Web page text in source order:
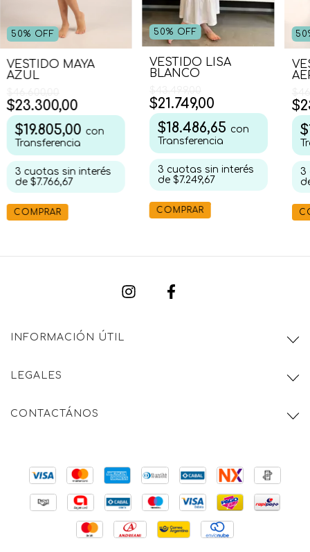
50% OFF
VESTIDO MAYA
AZUL
$23.300,00
$19.805,00 con
Transferencia
3 cuotas sin interés
de $7.766,67
COMPRAR
50% OFF
VESTIDO LISA
BLANCO
$21.749,00
$18.486,65 con
Transferencia
3 cuotas sin interés
de $7.249,67
COMPRAR
50
3
INFORMACIÓN ÚTIL
LEGALES
CONTACTÁNOS